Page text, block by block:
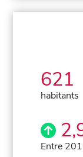
621
habitants
Entre